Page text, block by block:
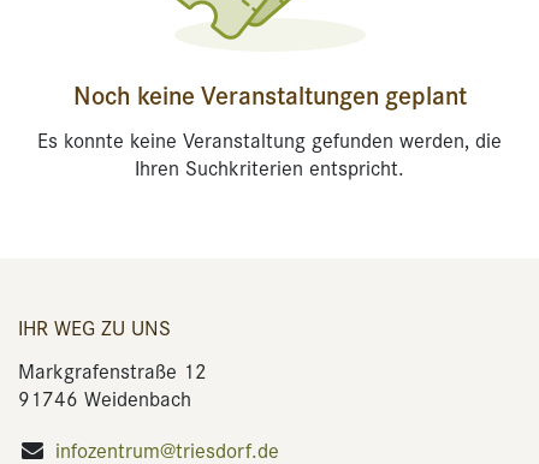
Noch keine Veranstaltungen geplant
Es konnte keine Veranstaltung gefunden werden, die
Ihren Suchkriterien entspricht.
IHR WEG ZU UNS
Markgrafenstraße 12
91746 Weidenbach
infozentrum@triesdorf.de